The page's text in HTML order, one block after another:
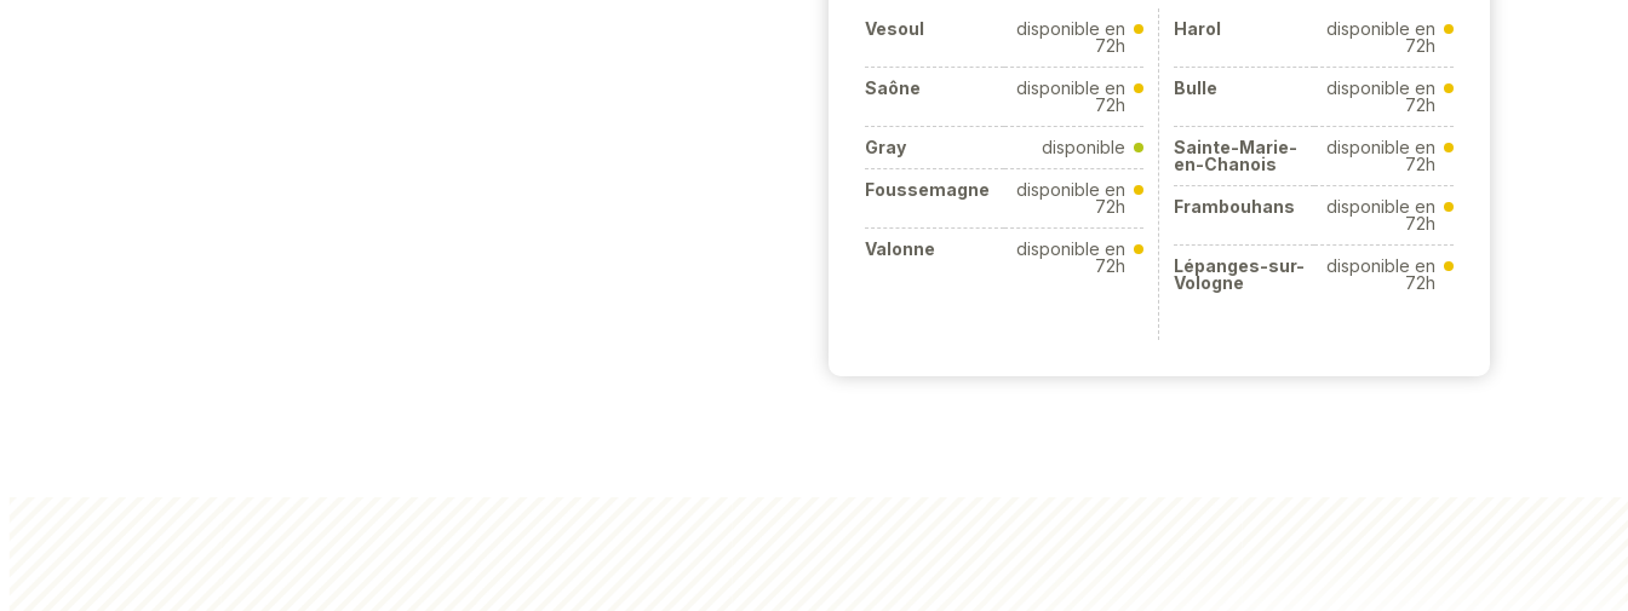
Vesoul
disponible en
72h
Saône
disponible en
72h
Gray disponible
Foussemagne
disponible en
72h
Valonne
disponible en
72h
Harol
disponible en
72h
Bulle
disponible en
72h
Sainte-Marie-
en-Chanois
disponible en
72h
Frambouhans
disponible en
72h
Lépanges-sur-
Vologne
disponible en
72h